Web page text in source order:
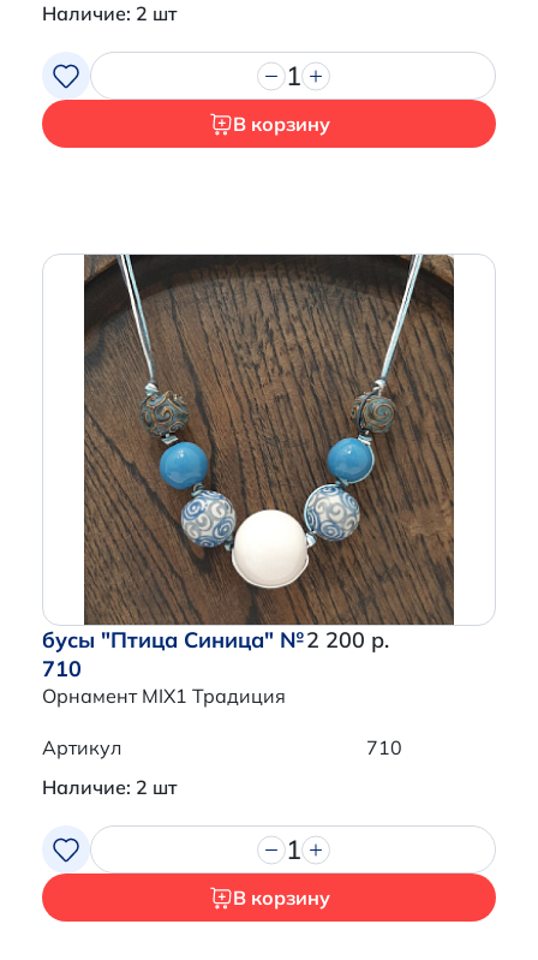
Итого:
Продолжить покупки
Перейти в корзину
Наличие: 2 шт
1
В корзину
бусы "Птица Синица" №
710
Орнамент MIX1 Традиция
2 200 р.
Артикул
710
Наличие: 2 шт
1
В корзину